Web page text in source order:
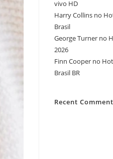
vivo HD
Harry Collins no
Brasil
George Turner no
2026
Finn Cooper no
Brasil BR
Recent